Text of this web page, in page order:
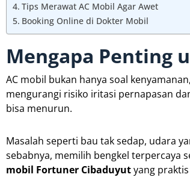
Tips Merawat AC Mobil Agar Awet
Booking Online di Dokter Mobil
Mengapa Penting
AC mobil bukan hanya soal
mengurangi risiko iritasi pernapasan
bisa menurun.
Masalah seperti bau tak sedap, udara
sebabnya, memilih bengkel terpercaya
mobil Fortuner Cibaduyutyang